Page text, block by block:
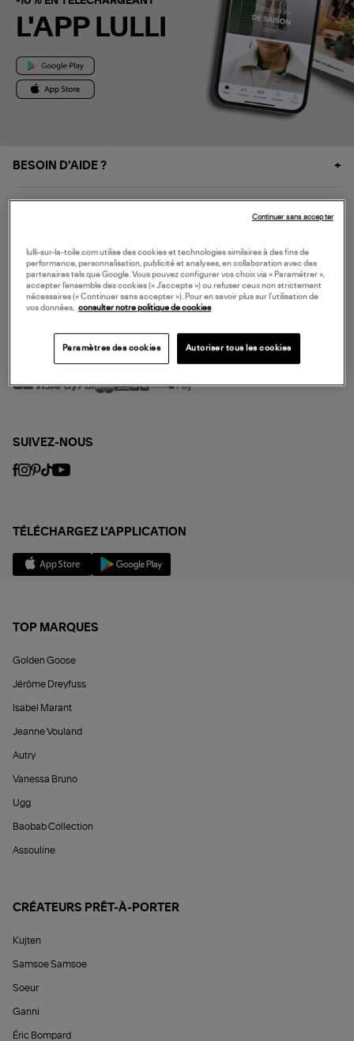
L'APP LULLI
BESOIN D'AIDE ?
NOS SERVICES
SERVICE CLIENT
MODE DE PAIEMENT
SUIVEZ-NOUS
TÉLÉCHARGEZ L'APPLICATION
TOP MARQUES
Golden Goose
Jérôme Dreyfuss
Isabel Marant
Jeanne Vouland
Autry
Vanessa Bruno
Ugg
Baobab Collection
Assouline
CRÉATEURS PRÊT-À-PORTER
Kujten
Samsoe Samsoe
Soeur
Ganni
Éric Bompard
lulli-sur-la-toile.com utilise des cookies et technologies similaires à des fins de
performance, personnalisation, publicité et analyses, en collaboration avec des
partenaires tels que Google. Vous pouvez configurer vos choix via « Paramétrer »,
accepter l’ensemble des cookies (« J’accepte ») ou refuser ceux non strictement
nécessaires (« Continuer sans accepter »). Pour en savoir plus sur l’utilisation de
vos données,
consulter notre politique de cookies
Paramètres des cookies Autoriser tous les cookies
Continuer sans accepter